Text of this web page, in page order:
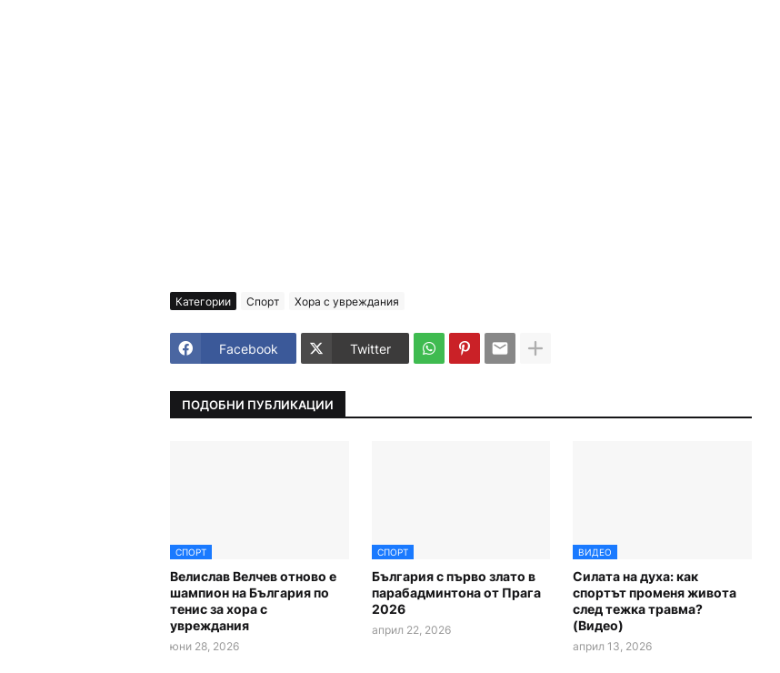
Категории Спорт Хора с увреждания
Facebook Twitter
ПОДОБНИ ПУБЛИКАЦИИ
СПОРТ
Велислав Велчев отново е
шампион на България по
тенис за хора с
увреждания
юни 28, 2026
СПОРТ
България с първо злато в
парабадминтона от Прага
2026
април 22, 2026
ВИДЕО
Силата на духа: как
спортът променя живота
след тежка травма?
(Видео)
април 13, 2026